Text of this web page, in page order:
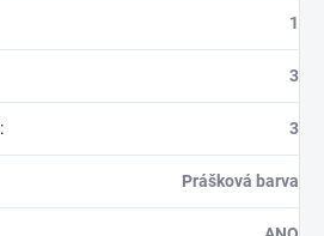
1
3
: 3
Prášková barva